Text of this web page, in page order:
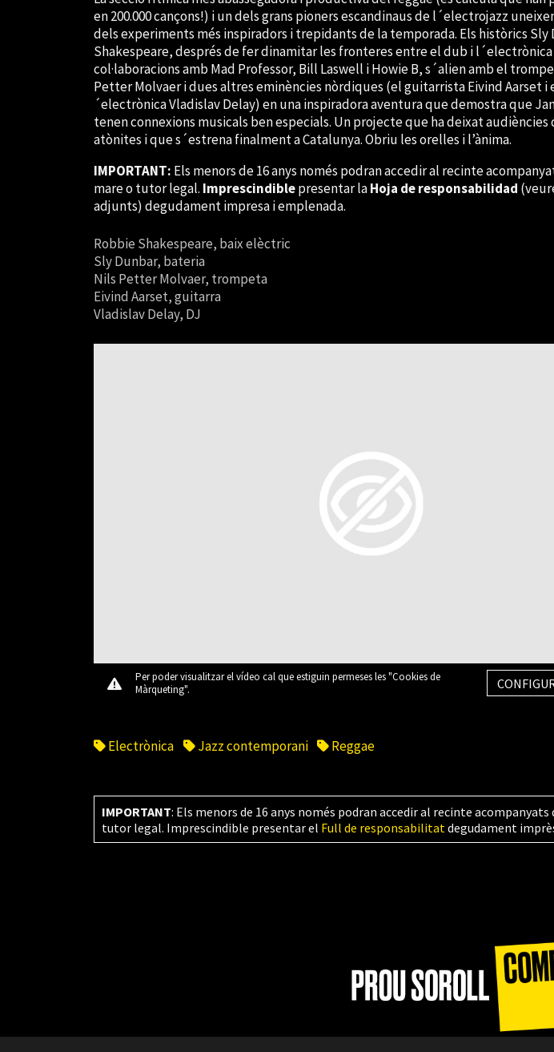
en 200.000 cançons!) i un dels grans pioners escandinaus de l´electrojazz
dels experiments més inspiradors i trepidants de la temporada. Els històrics Sly
Shakespeare, després de fer dinamitar les fronteres entre el dub i
col·laboracions amb Mad Professor, Bill Laswell i Howie B, s´alien amb el
Petter Molvaer i dues altres eminències nòrdiques (el guitarrista Eivind Aarset i
´electrònica Vladislav Delay) en una inspiradora aventura que demostra que
tenen connexions musicals ben especials. Un projecte que ha deixat
atònites i que s´estrena finalment a Catalunya. Obriu les orelles i l’ànima.
IMPORTANT: Els menors de 16 anys només podran accedir al recinte
mare o tutor legal. Imprescindiblepresentar laHoja de responsabilidad
adjunts) degudament impresa i emplenada.
Robbie Shakespeare, baix elèctric
Sly Dunbar, bateria
Nils Petter Molvaer, trompeta
Eivind Aarset, guitarra
Vladislav Delay, DJ
Per poder visualitzar el vídeo cal que estiguin permeses les "Cookies de
Màrqueting".
Electrònica Jazz contemporani Reggae
IMPORTANT: Els menors de 16 anys només podran accedir al recinte acompanyats
tutor legal. Imprescindible presentar el Full de responsabilitat degudament